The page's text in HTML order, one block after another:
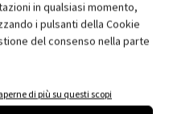
in qualsiasi momento,
i pulsanti della Cookie
del consenso nella parte
di più su questi scopi
innovativo situato nel